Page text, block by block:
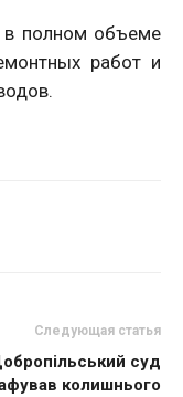
в полном объеме
работ и
Следующая статья
суд
колишнього